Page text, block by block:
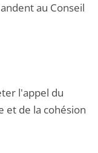
au Conseil
l'appel du
et de la cohésion